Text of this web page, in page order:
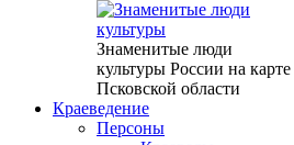
Знаменитые люди
культуры России на карте
Псковской области
Краеведение
Персоны